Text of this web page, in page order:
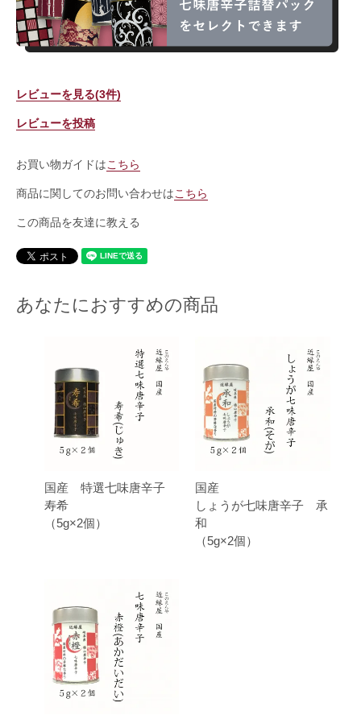
レビューを見る(3件)
レビューを投稿
お買い物ガイドはこちら
商品に関してのお問い合わせはこちら
この商品を友達に教える
あなたにおすすめの商品
国産 特選七味唐辛子
寿希
（5g×2個）
国産
しょうが七味唐辛子 承
和
（5g×2個）